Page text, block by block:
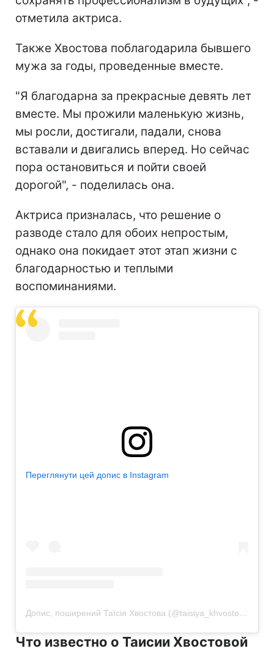
отметила актриса.
Также Хвостова поблагодарила бывшего
мужа за годы, проведенные вместе.
"Я благодарна за прекрасные девять лет
вместе. Мы прожили маленькую жизнь,
мы росли, достигали, падали, снова
вставали и двигались вперед. Но сейчас
пора остановиться и пойти своей
дорогой", - поделилась она.
Актриса призналась, что решение о
разводе стало для обоих непростым,
однако она покидает этот этап жизни с
благодарностью и теплыми
воспоминаниями.
Переглянути цей допис в Instagram
Допис, поширений Таїсія Хвостова (@taisiya_khvostova)
Что известно о Таисии Хвостовой